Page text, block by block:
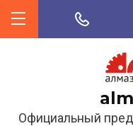
Официальный